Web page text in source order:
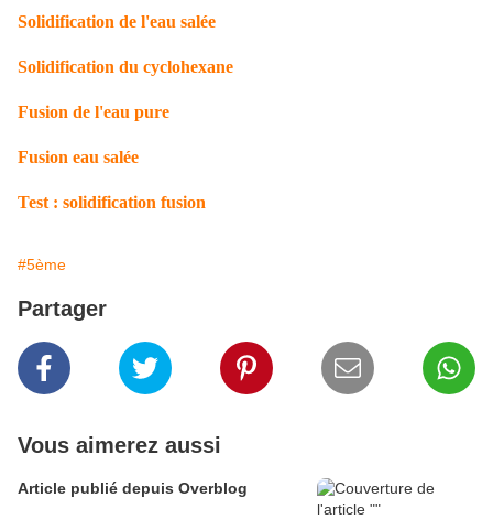
Solidification de l'eau salée
Solidification du cyclohexane
Fusion de l'eau pure
Fusion eau salée
Test : solidification fusion
#5ème
Partager
Vous aimerez aussi
Article publié depuis Overblog